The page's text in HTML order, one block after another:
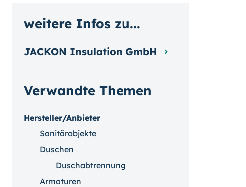
Verwandte Themen
Hersteller/Anbieter
Sanitärobjekte
Duschen
Duschabtrennung
Armaturen
weitere Infos zu...
JACKON Insulation GmbH